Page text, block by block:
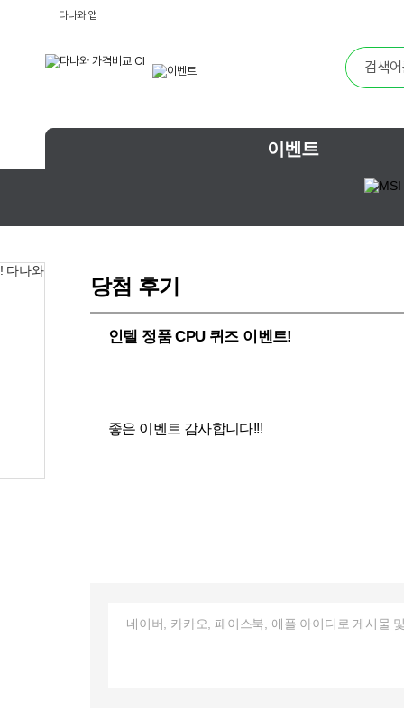
다나와 앱
이벤트
당첨 후기
인텔 정품 CPU 퀴즈 이벤트!
좋은 이벤트 감사합니다!!!